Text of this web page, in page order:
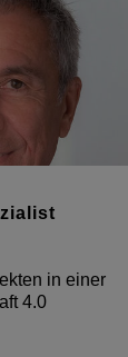
in einer
4.0